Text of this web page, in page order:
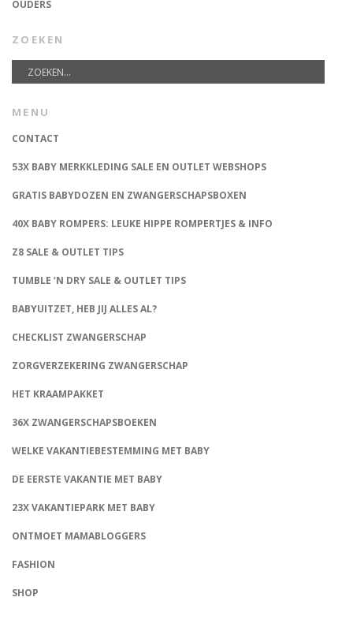
OUDERS
ZOEKEN
MENU
CONTACT
53X BABY MERKKLEDING SALE EN OUTLET WEBSHOPS
GRATIS BABYDOZEN EN ZWANGERSCHAPSBOXEN
40X BABY ROMPERS: LEUKE HIPPE ROMPERTJES & INFO
Z8 SALE & OUTLET TIPS
TUMBLE ‘N DRY SALE & OUTLET TIPS
BABYUITZET, HEB JIJ ALLES AL?
CHECKLIST ZWANGERSCHAP
ZORGVERZEKERING ZWANGERSCHAP
HET KRAAMPAKKET
36X ZWANGERSCHAPSBOEKEN
WELKE VAKANTIEBESTEMMING MET BABY
DE EERSTE VAKANTIE MET BABY
23X VAKANTIEPARK MET BABY
ONTMOET MAMABLOGGERS
FASHION
SHOP